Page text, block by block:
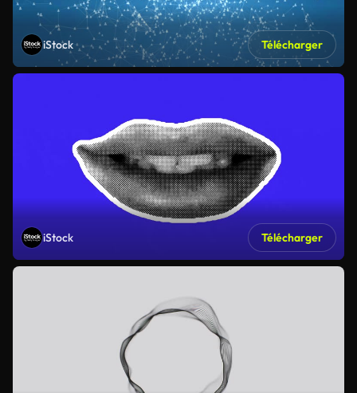
iStock Télécharger
iStock Télécharger